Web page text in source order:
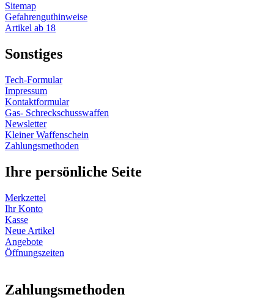
Sitemap
Gefahrenguthinweise
Artikel ab 18
Sonstiges
Tech-Formular
Impressum
Kontaktformular
Gas- Schreckschusswaffen
Newsletter
Kleiner Waffenschein
Zahlungsmethoden
Ihre persönliche Seite
Merkzettel
Ihr Konto
Kasse
Neue Artikel
Angebote
Öffnungszeiten
Zahlungsmethoden